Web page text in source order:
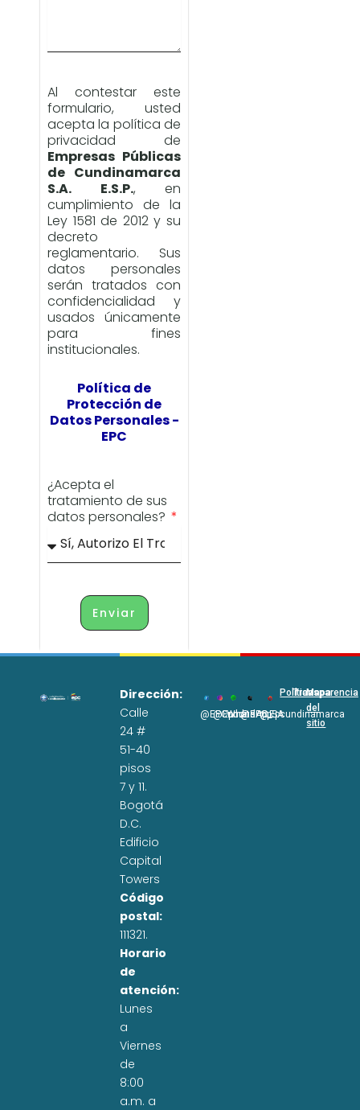
Al contestar este
formulario, usted
acepta la política de
privacidad de
Empresas Públicas
de Cundinamarca
S.A. E.S.P., en
cumplimiento de la
Ley 1581 de 2012 y su
decreto
reglamentario. Sus
datos personales
serán tratados con
confidencialidad y
usados únicamente
para fines
institucionales.
Política de
Protección de
Datos Personales -
EPC
¿Acepta el
tratamiento de sus
datos personales?
Enviar
Dirección:
Calle
24 #
51-40
pisos
7 y 11.
Bogotá
D.C.
Edificio
Capital
Towers
Código
postal:
111321.
Horario
de
atención:
Lunes
a
Viernes
de
8:00
a.m. a
@EPCundi
@Epcundi
WhatsApp
@EPC_SA
@Epcundinamarca
Políticas
Transparencia
Mapa
del
sitio